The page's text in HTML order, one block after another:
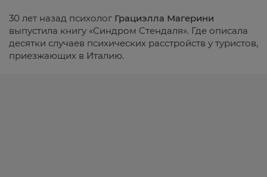
30 лет назад психолог Грациэлла Магерини
выпустила книгу «Синдром Стендаля». Где описала
десятки случаев психических расстройств у туристов,
приезжающих в Италию.